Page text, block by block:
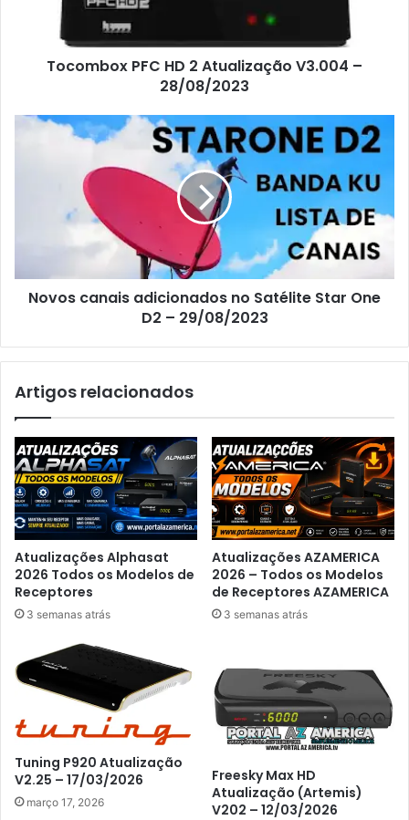
Tocombox PFC HD 2 Atualização V3.004 –
28/08/2023
Novos canais adicionados no Satélite Star One
D2 – 29/08/2023
Artigos relacionados
Atualizações Alphasat
2026 Todos os Modelos de
Receptores
3 semanas atrás
Atualizações AZAMERICA
2026 – Todos os Modelos
de Receptores AZAMERICA
3 semanas atrás
Tuning P920 Atualização
V2.25 – 17/03/2026
março 17, 2026
Freesky Max HD
Atualização (Artemis)
V202 – 12/03/2026